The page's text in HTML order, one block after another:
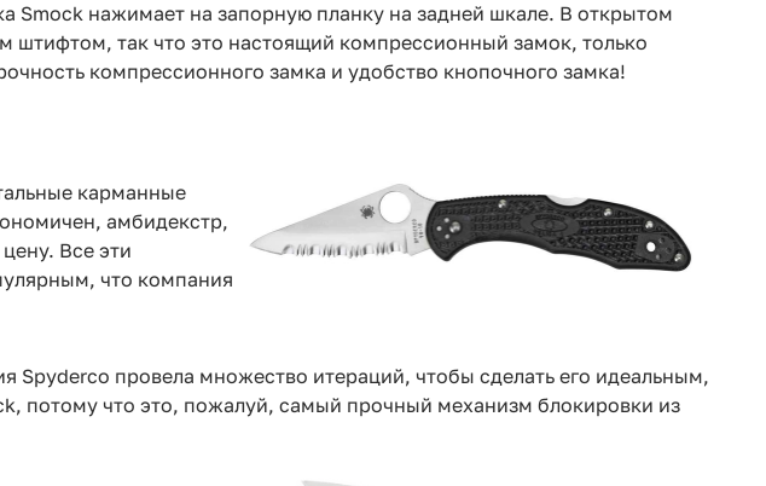
Smock нажимает на запорную планку на задней шкале. В открытом
так что это настоящий компрессионный замок, только
компрессионного замка и удобство кнопочного замка!
карманные
амбидекстр,
Все эти
что компания
провела множество итераций, чтобы сделать его идеальным,
потому что это, пожалуй, самый прочный механизм блокировки из